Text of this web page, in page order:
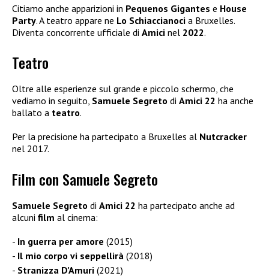
Citiamo anche apparizioni in Pequenos Gigantes e House
Party. A teatro appare ne Lo Schiaccianoci a Bruxelles.
Diventa concorrente ufficiale di Amici nel 2022.
Teatro
Oltre alle esperienze sul grande e piccolo schermo, che
vediamo in seguito, Samuele Segreto di Amici 22 ha anche
ballato a teatro.
Per la precisione ha partecipato a Bruxelles al Nutcracker
nel 2017.
Film con Samuele Segreto
Samuele Segreto di Amici 22 ha partecipato anche ad
alcuni film al cinema:
In guerra per amore (2015)
Il mio corpo vi seppellirà (2018)
Stranizza D’Amuri (2021)